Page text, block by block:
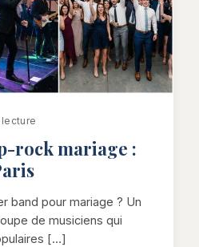
rock mariage :
band pour mariage ? Un
de musiciens qui
[…]